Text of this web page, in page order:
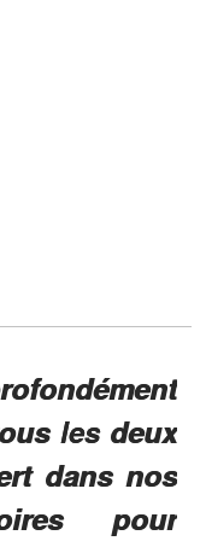
les deux
dans nos
pour